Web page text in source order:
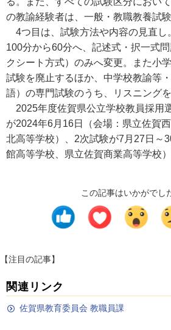
の教諭経験者は、一般・教職教養試験
4つ目は、試験方法や内容の見直し
100分から60分へ、記述式・択一式
クシート方式）のみへ変更。また小
試験を廃止するほか、中学校教諭等
語）の専門試験のうち、リスニングを
2025年度佐賀県公立学校教員採用
が2024年6月16日（会場：県立佐賀
北高等学校）、2次試験が7月27日～
館高等学校、県立佐賀商業高等学校
この記事はいかがでし
【注目の記事】
関連リンク
佐賀県教育委員会 教職員課